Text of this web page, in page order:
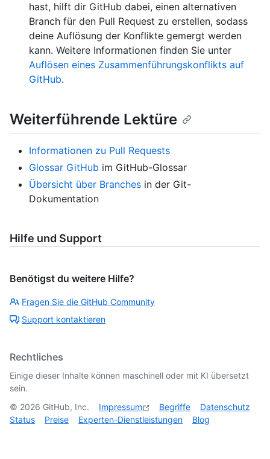
hast, hilft dir GitHub dabei, einen alternativen
Branch für den Pull Request zu erstellen, sodass
deine Auflösung der Konflikte gemergt werden
kann. Weitere Informationen finden Sie unter
Auflösen eines Zusammenführungskonflikts auf
GitHub.
Weiterführende Lektüre
Informationen zu Pull Requests
Glossar GitHub im GitHub-Glossar
Übersicht über Branches in der Git-
Dokumentation
Hilfe und Support
Benötigst du weitere Hilfe?
Fragen Sie die GitHub Community
Support kontaktieren
Rechtliches
Einige dieser Inhalte können maschinell oder mit KI übersetzt
sein.
© 2026 GitHub, Inc. Impressum Begriffe
Datenschutz
Status
Preise Experten-Dienstleistungen Blog